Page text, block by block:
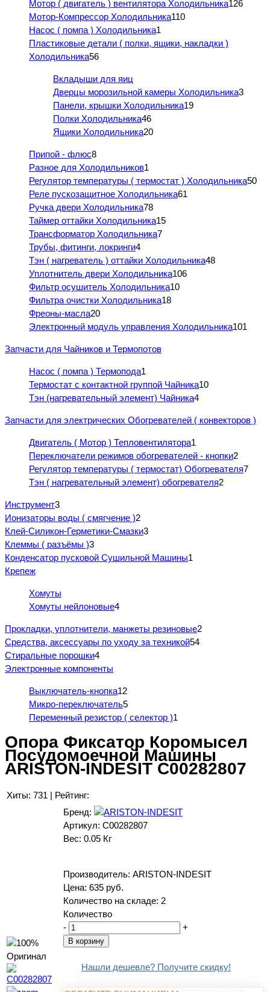
Мотор ( двигатель ) вентилятора Холодильника126
Мотор-Компрессор Холодильника110
Насос ( помпа ) Холодильника1
Пластиковые детали ( полки, ящики, накладки )
Холодильника56
Вкладыши для яиц
Дверцы морозильной камеры Холодильника3
Панели, крышки Холодильника19
Полки Холодильника46
Ящики Холодильника20
Припой - флюс8
Разное для Холодильников1
Регулятор температуры ( термостат ) Холодильника50
Реле пускозащитное Холодильника61
Ручка двери Холодильника78
Таймер оттайки Холодильника15
Трансформатор Холодильника7
Трубы, фитинги, локринги4
Тэн ( нагреватель ) оттайки Холодильника48
Уплотнитель двери Холодильника106
Фильтр осушитель Холодильника10
Фильтра очистки Холодильника18
Фреоны-масла20
Электронный модуль управления Холодильника101
Запчасти для Чайников и Термопотов
Насос ( помпа ) Термопода1
Термостат с контактной группой Чайника10
Тэн (нагревательный элемент) Чайника4
Запчасти для электрических Обогревателей ( конвекторов )
Двигатель ( Мотор ) Тепловентилятора1
Переключатели режимов обогревателей - кнопки2
Регулятор температуры ( термостат) Обогревателя7
Тэн ( нагревательный элемент) обогревателя2
Инструмент3
Ионизаторы воды ( смягчение )2
Клей-Силикон-Герметики-Смазки3
Клеммы ( разъёмы )3
Конденсатор пусковой Сушильной Машины1
Крепеж
Хомуты
Хомуты нейлоновые4
Прокладки, уплотнители, манжеты резиновые2
Средства, аксессуары по уходу за техникой54
Стиральные порошки4
Электронные компоненты
Выключатель-кнопка12
Микро-переключатель5
Переменный резистор ( селектор )1
Опора Фиксатор Коромысел
Посудомоечной Машины
ARISTON-INDESIT C00282807
Хиты: 731 | Рейтинг:
Бренд:
Артикул: C00282807
Вес: 0.05 Кг
Производитель: ARISTON-INDESIT
Цена: 635 руб.
Количество на складе: 2
Количество
-
+
Нашли дешевле? Получите скидку!